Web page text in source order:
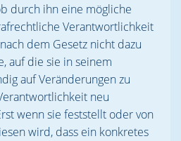
durch ihn eine mögliche
Verantwortlichkeit
dem Gesetz nicht dazu
auf die sie in seinem
auf Veränderungen zu
neu
wenn sie feststellt oder von
wird, dass ein konkretes